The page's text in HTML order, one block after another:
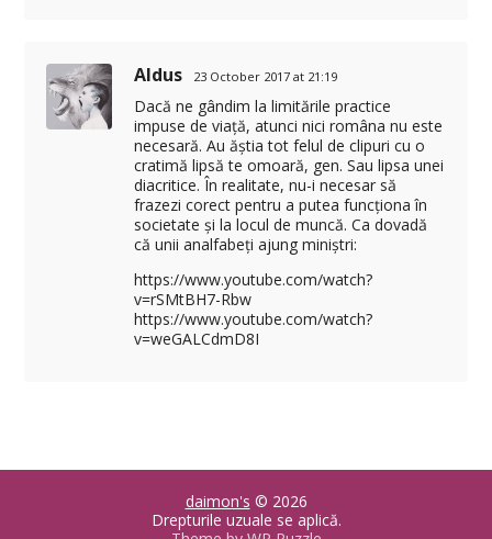
Aldus 23 October 2017 at 21:19
Dacă ne gândim la limitările practice
impuse de viață, atunci nici româna nu este
necesară. Au ăștia tot felul de clipuri cu o
cratimă lipsă te omoară, gen. Sau lipsa unei
diacritice. În realitate, nu-i necesar să
frazezi corect pentru a putea funcționa în
societate și la locul de muncă. Ca dovadă
că unii analfabeți ajung miniștri:
https://www.youtube.com/watch?
v=rSMtBH7-Rbw
https://www.youtube.com/watch?
v=weGALCdmD8I
daimon's © 2026
Drepturile uzuale se aplică.